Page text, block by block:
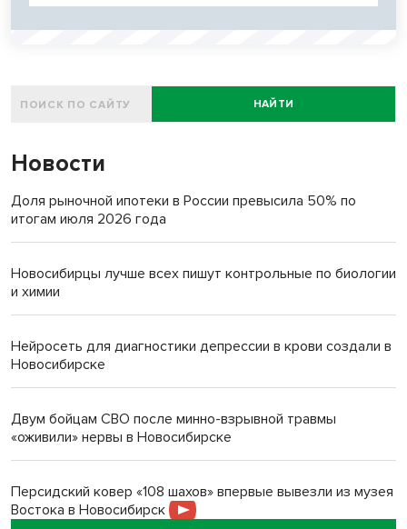
НАЙТИ
Новости
Доля рыночной ипотеки в России превысила 50% по
итогам июля 2026 года
Новосибирцы лучше всех пишут контрольные по биологии
и химии
Нейросеть для диагностики депрессии в крови создали в
Новосибирске
Двум бойцам СВО после минно-взрывной травмы
«оживили» нервы в Новосибирске
Персидский ковер «108 шахов» впервые вывезли из музея
Востока в Новосибирск